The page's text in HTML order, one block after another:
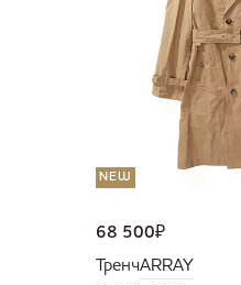
NEW
68 500₽
ТренчARRAY